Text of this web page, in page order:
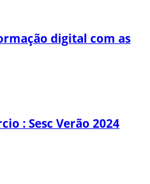
digital com as
: Sesc Verão 2024